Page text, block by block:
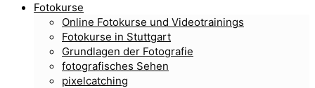
Fotokurse
Online Fotokurse und Videotrainings
Fotokurse in Stuttgart
Grundlagen der Fotografie
fotografisches Sehen
pixelcatching